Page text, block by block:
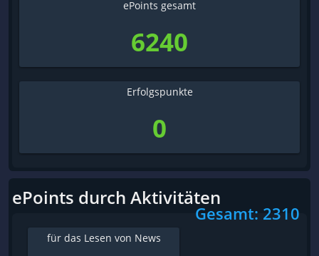
ePoints gesamt
6240
Erfolgspunkte
0
ePoints durch Aktivitäten
Gesamt: 2310
für das Lesen von News